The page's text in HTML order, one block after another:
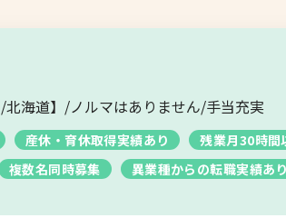
北海道】/ノルマはありません/手当充実
産休・育休取得実績あり
残業月30時間
複数名同時募集 異業種からの転職実績あ